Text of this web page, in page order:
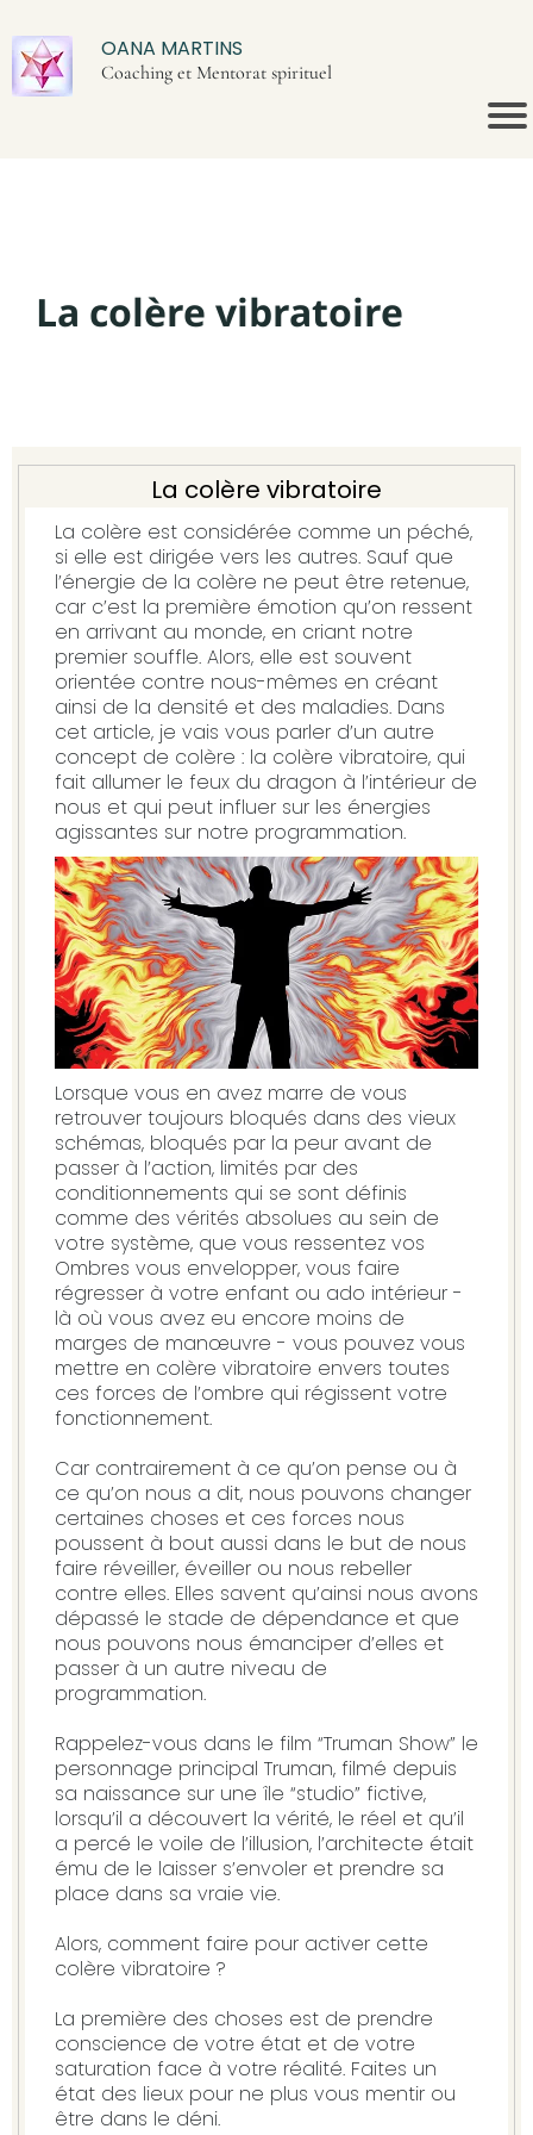
OANA MARTINS
Coaching et Mentorat spirituel
La colère vibratoire
La colère vibratoire
La colère est considérée comme un péché,
si elle est dirigée vers les autres. Sauf que
l’énergie de la colère ne peut être retenue,
car c’est la première émotion qu’on ressent
en arrivant au monde, en criant notre
premier souffle. Alors, elle est souvent
orientée contre nous-mêmes en créant
ainsi de la densité et des maladies. Dans
cet article, je vais vous parler d’un autre
concept de colère : la colère vibratoire, qui
fait allumer le feux du dragon à l’intérieur de
nous et qui peut influer sur les énergies
agissantes sur notre programmation.
Lorsque vous en avez marre de vous
retrouver toujours bloqués dans des vieux
schémas, bloqués par la peur avant de
passer à l’action, limités par des
conditionnements qui se sont définis
comme des vérités absolues au sein de
votre système, que vous ressentez vos
Ombres vous envelopper, vous faire
régresser à votre enfant ou ado intérieur -
là où vous avez eu encore moins de
marges de manœuvre - vous pouvez vous
mettre en colère vibratoire envers toutes
ces forces de l’ombre qui régissent votre
fonctionnement.
Car contrairement à ce qu’on pense ou à
ce qu’on nous a dit, nous pouvons changer
certaines choses et ces forces nous
poussent à bout aussi dans le but de nous
faire réveiller, éveiller ou nous rebeller
contre elles. Elles savent qu’ainsi nous avons
dépassé le stade de dépendance et que
nous pouvons nous émanciper d’elles et
passer à un autre niveau de
programmation.
Rappelez-vous dans le film “Truman Show” le
personnage principal Truman, filmé depuis
sa naissance sur une île “studio” fictive,
lorsqu’il a découvert la vérité, le réel et qu’il
a percé le voile de l’illusion, l’architecte était
ému de le laisser s’envoler et prendre sa
place dans sa vraie vie.
Alors, comment faire pour activer cette
colère vibratoire ?
La première des choses est de prendre
conscience de votre état et de votre
saturation face à votre réalité. Faites un
état des lieux pour ne plus vous mentir ou
être dans le déni.